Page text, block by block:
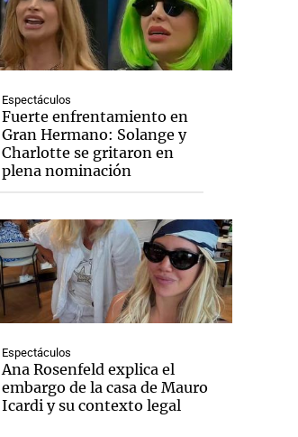
Espectáculos
Fuerte enfrentamiento en
Gran Hermano: Solange y
Charlotte se gritaron en
plena nominación
Espectáculos
Ana Rosenfeld explica el
embargo de la casa de Mauro
Icardi y su contexto legal
Notas